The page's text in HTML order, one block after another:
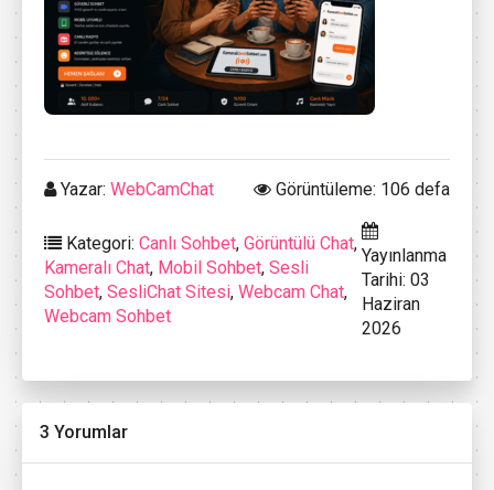
Yazar: WebCamChat Görüntüleme: 106 defa
Kategori: Canlı Sohbet, Görüntülü Chat,
Kameralı Chat, Mobil Sohbet, Sesli
Sohbet, SesliChat Sitesi, Webcam Chat,
Webcam Sohbet
Yayınlanma
Tarihi: 03
Haziran
2026
3 Yorumlar